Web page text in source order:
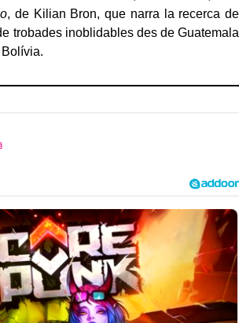
, de Kilian Bron, que narra la recerca de
trobades inoblidables des de Guatemala